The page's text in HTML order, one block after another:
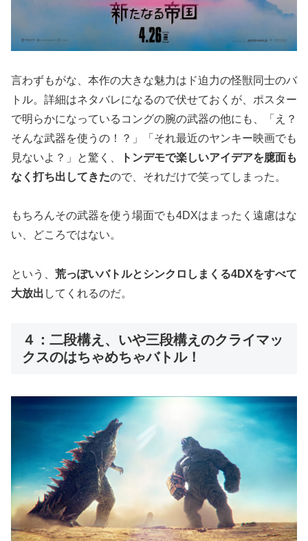
言わずもがな、本作の大きな魅力はド迫力の怪獣同士のバ
トル。詳細はネタバレになるので伏せておくが、ポスター
で明らかになっているコングの腕の武器の他にも、「え？
そんな武器を使うの！？」「それ最近のヤンキー映画でも
見ないよ？」と驚く、
トンデモで楽しいアイデアを臆面も
なく打ち出してきたので、それだけで笑ってしまった。
もちろんその武器を使う場面でも4DXはまったく遠慮はな
い、どころではない。
という、 荒っぽいバトルとシンクロしまくる4DXをすべて
大放出 してくれるのだ。
４：二段構え、いや三段構えのクライマッ
クスのはちゃめちゃバトル！